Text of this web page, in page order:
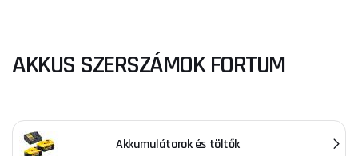
AKKUS SZERSZÁMOK FORTUM
Akkumulátorok és töltők